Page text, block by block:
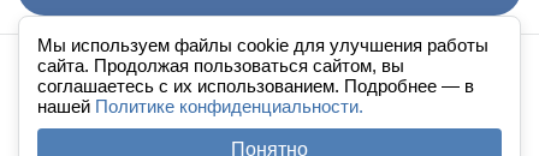
Мы используем файлы cookie для улучшения работы
сайта. Продолжая пользоваться сайтом, вы
соглашаетесь с их использованием. Подробнее — в
нашей Политике конфиденциальности.
Понятно
Аудиокниги слушать онлайн книгав ухе
По всем вопросам:admin@knigavuhe.ru
Правила сайта ·